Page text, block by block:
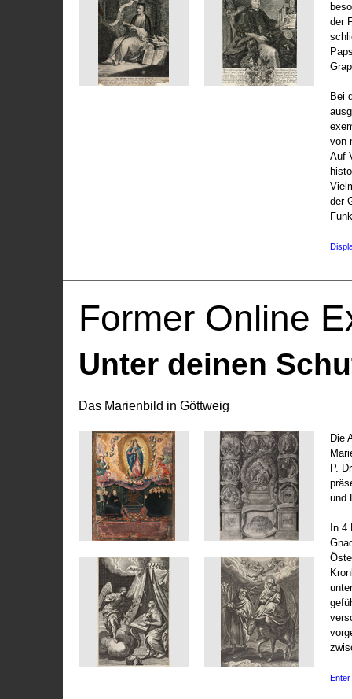
der
Bei
von
Auf
der
Former Online
Unter deinen
Das Marienbild in Göttweig
Die
P.
und
In 4
Enter